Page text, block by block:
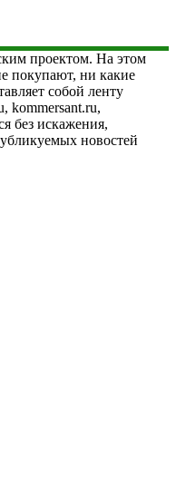
проектом. На этом
покупают, ни какие
собой ленту
kommersant.ru,
без искажения,
новостей